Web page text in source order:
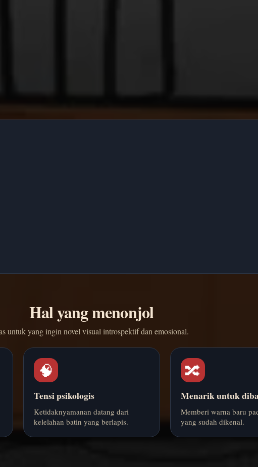
Hal yang menonjol
untuk yang ingin novel visual introspektif dan emosional.
🧠
Tensi psikologis
Ketidaknyamanan datang dari
kelelahan batin yang berlapis.
🔀
Menarik untuk
Memberi warna baru
yang sudah dikenal.